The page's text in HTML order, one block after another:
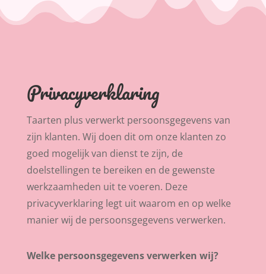
Privacyverklaring
Taarten plus verwerkt persoonsgegevens van
zijn klanten. Wij doen dit om onze klanten zo
goed mogelijk van dienst te zijn, de
doelstellingen te bereiken en de gewenste
werkzaamheden uit te voeren. Deze
privacyverklaring legt uit waarom en op welke
manier wij de persoonsgegevens verwerken.
Welke persoonsgegevens verwerken wij?